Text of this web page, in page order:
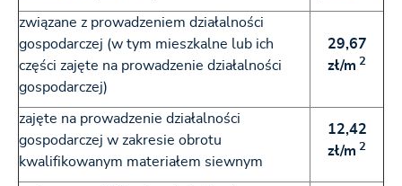
związane z prowadzeniem działalności
gospodarczej (w tym mieszkalne lub ich
części zajęte na prowadzenie działalności
gospodarczej)
29,67
zł/m 2
zajęte na prowadzenie działalności
gospodarczej w zakresie obrotu
kwalifikowanym materiałem siewnym
12,42
zł/m 2